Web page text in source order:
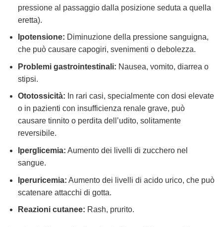
pressione al passaggio dalla posizione seduta a quella
eretta).
Ipotensione: Diminuzione della pressione sanguigna,
che può causare capogiri, svenimenti o debolezza.
Problemi gastrointestinali: Nausea, vomito, diarrea o
stipsi.
Ototossicità: In rari casi, specialmente con dosi elevate
o in pazienti con insufficienza renale grave, può
causare tinnito o perdita dell’udito, solitamente
reversibile.
Iperglicemia: Aumento dei livelli di zucchero nel
sangue.
Iperuricemia: Aumento dei livelli di acido urico, che può
scatenare attacchi di gotta.
Reazioni cutanee: Rash, prurito.